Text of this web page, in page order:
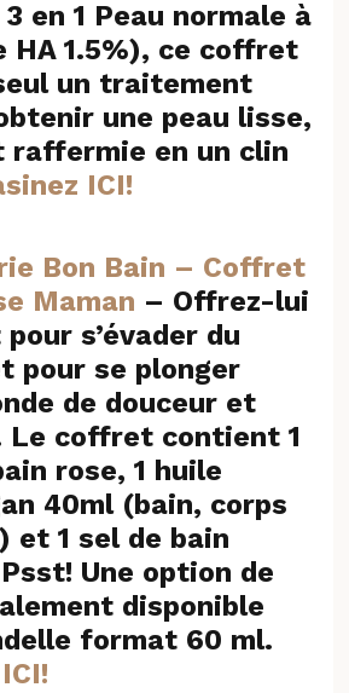
en 1 Peau normale à
HA 1.5%), ce coffret
un traitement
une peau lisse,
raffermie en un clin
ICI!
Bon Bain – Coffret
Maman – Offrez-lui
s’évader du
pour se plonger
de douceur et
Le coffret contient 1
rose, 1 huile
40ml (bain, corps
et 1 sel de bain
Une option de
disponible
format 60 ml.